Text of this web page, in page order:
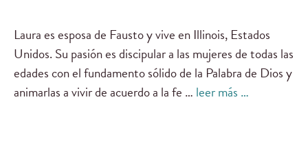
Laura es esposa de Fausto y vive en Illinois, Estados
Unidos. Su pasión es discipular a las mujeres de todas las
edades con el fundamento sólido de la Palabra de Dios y
animarlas a vivir de acuerdo a la fe … leer más …